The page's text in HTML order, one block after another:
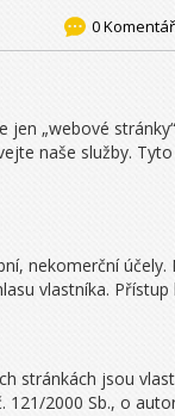
0
„webové
naše služby.
nekomerční
vlastníka.
stránkách jsou
2000 Sb., o